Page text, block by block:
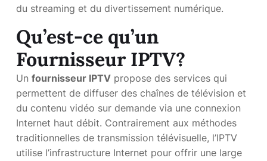
du streaming et du divertissement numérique.
Qu’est-ce qu’un
Fournisseur IPTV?
Un fournisseur IPTV propose des services qui
permettent de diffuser des chaînes de télévision et
du contenu vidéo sur demande via une connexion
Internet haut débit. Contrairement aux méthodes
traditionnelles de transmission télévisuelle, l’IPTV
utilise l’infrastructure Internet pour offrir une large